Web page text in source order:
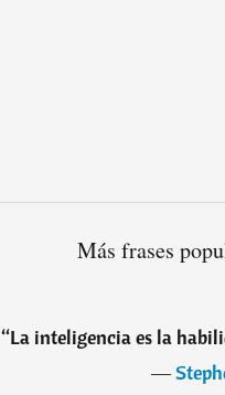
Más frases
“La inteligencia es la
―